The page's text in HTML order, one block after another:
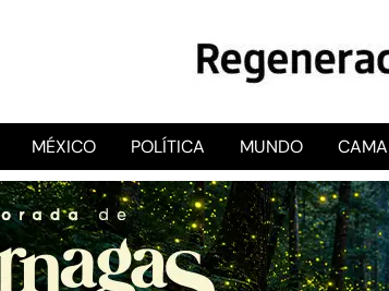
RegeneraciónMX
Sitio de noticias libre e
MÉXICO POLÍTICA MUNDO